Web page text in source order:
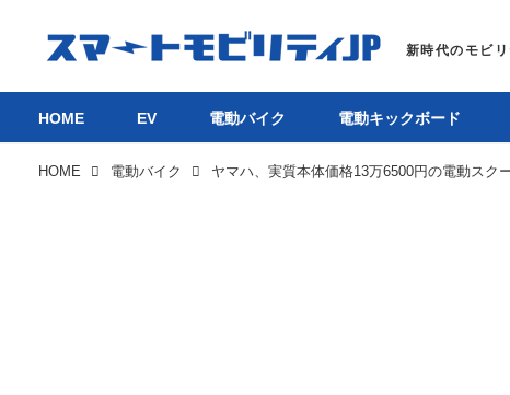
HOME EV 電動バイク 電動キックボード
HOME 電動バイク